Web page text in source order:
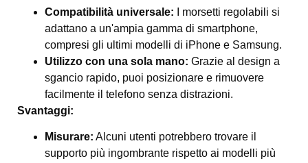
Compatibilità universale: I morsetti regolabili si
adattano a un'ampia gamma di smartphone,
compresi gli ultimi modelli di iPhone e Samsung.
Utilizzo con una sola mano: Grazie al design a
sgancio rapido, puoi posizionare e rimuovere
facilmente il telefono senza distrazioni.
Svantaggi:
Misurare: Alcuni utenti potrebbero trovare il
supporto più ingombrante rispetto ai modelli più